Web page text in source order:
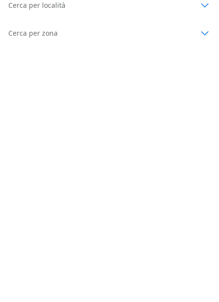
Cerca per località
Cerca per zona